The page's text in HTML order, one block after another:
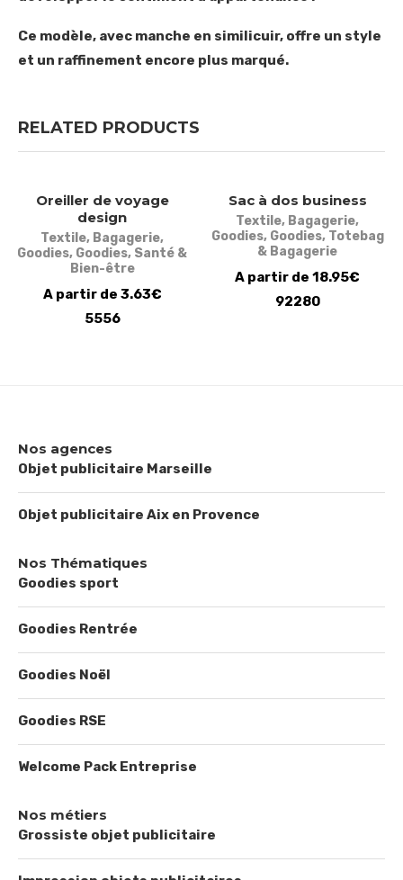
Ce modèle, avec manche en similicuir, offre un style
et un raffinement encore plus marqué.
RELATED PRODUCTS
Oreiller de voyage
design
Textile, Bagagerie,
Goodies, Goodies, Santé &
Bien-être
A partir de 3.63€
5556
Sac à dos business
Textile, Bagagerie,
Goodies, Goodies, Totebag
& Bagagerie
A partir de 18.95€
92280
Nos agences
Objet publicitaire Marseille
Objet publicitaire Aix en Provence
Nos Thématiques
Goodies sport
Goodies Rentrée
Goodies Noël
Goodies RSE
Welcome Pack Entreprise
Nos métiers
Grossiste objet publicitaire